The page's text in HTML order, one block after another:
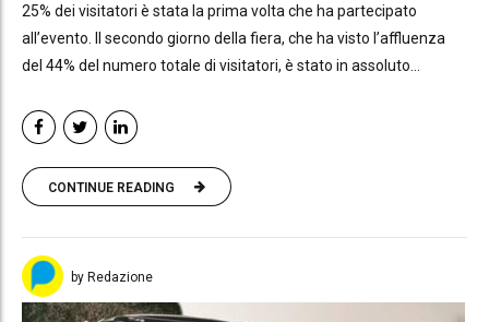
25% dei visitatori è stata la prima volta che ha partecipato
all’evento. Il secondo giorno della fiera, che ha visto l’affluenza
del 44% del numero totale di visitatori, è stato in assoluto...
CONTINUE READING
by Redazione